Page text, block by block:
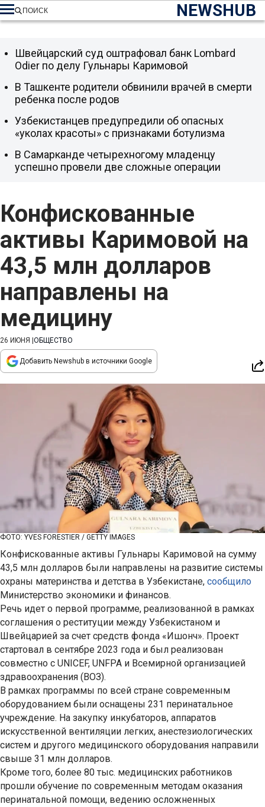
NEWSHUB
ПОИСК
Конфискованные
активы Каримовой на
43,5 млн долларов
направлены на
медицину
26 ИЮНЯ ОБЩЕСТВО
Добавить Newshub в источники Google
ФОТО: YVES FORESTIER / GETTY IMAGES
Конфискованные активы Гульнары Каримовой на сумму
43,5 млн долларов были направлены на развитие системы
охраны материнства и детства в Узбекистане, сообщило
Министерство экономики и финансов.
Речь идет о первой программе, реализованной в рамках
соглашения о реституции между Узбекистаном и
Швейцарией за счет средств фонда «Ишонч». Проект
стартовал в сентябре 2023 года и был реализован
совместно с UNICEF, UNFPA и Всемирной организацией
здравоохранения (ВОЗ).
В рамках программы по всей стране современным
оборудованием были оснащены 231 перинатальное
учреждение. На закупку инкубаторов, аппаратов
искусственной вентиляции легких, анестезиологических
систем и другого медицинского оборудования направили
свыше 31 млн долларов.
Кроме того, более 80 тыс. медицинских работников
прошли обучение по современным методам оказания
перинатальной помощи, ведению осложненных
Швейцарский суд оштрафовал банк Lombard
Odier по делу Гульнары Каримовой
В Ташкенте родители обвинили врачей в смерти
ребенка после родов
Узбекистанцев предупредили об опасных
«уколах красоты» с признаками ботулизма
В Самарканде четырехногому младенцу
успешно провели две сложные операции